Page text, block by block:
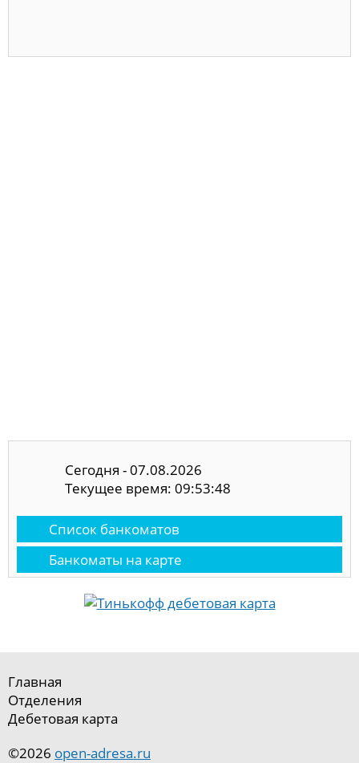
Сегодня - 07.08.2026
Текущее время: 09:53:49
Список банкоматов
Банкоматы на карте
Главная
Отделения
Дебетовая карта
©2026 open-adresa.ru